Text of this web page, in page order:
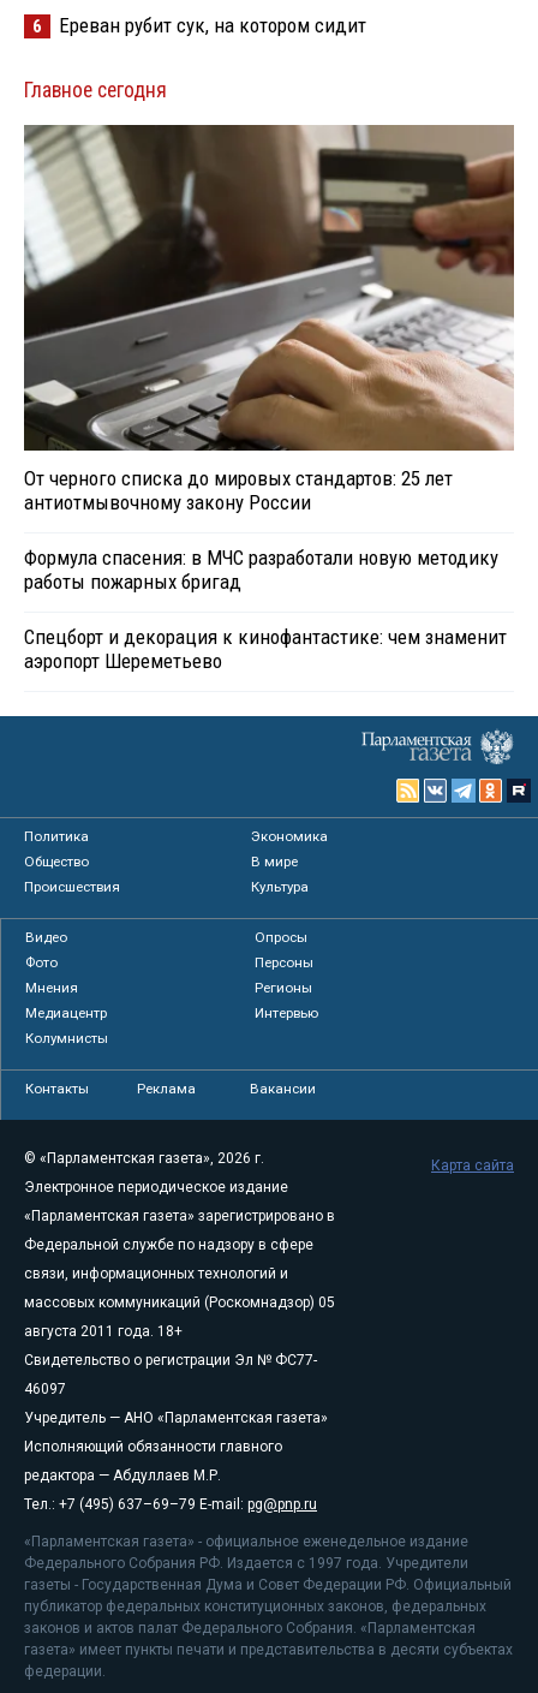
6 Ереван рубит сук, на котором сидит
Главное сегодня
От черного списка до мировых стандартов: 25 лет
антиотмывочному закону России
Формула спасения: в МЧС разработали новую методику
работы пожарных бригад
Спецборт и декорация к кинофантастике: чем знаменит
аэропорт Шереметьево
Политика
Экономика
Общество
В мире
Происшествия
Культура
Видео
Опросы
Фото
Персоны
Мнения
Регионы
Медиацентр
Интервью
Колумнисты
Контакты Реклама Вакансии
© «Парламентская газета», 2026 г.
Электронное периодическое издание
«Парламентская газета» зарегистрировано в
Федеральной службе по надзору в сфере
связи, информационных технологий и
массовых коммуникаций (Роскомнадзор) 05
августа 2011 года. 18+
Свидетельство о регистрации Эл № ФС77-
46097
Учредитель — АНО «Парламентская газета»
Исполняющий обязанности главного
редактора — Абдуллаев М.Р.
Тел.: +7 (495) 637–69–79 E-mail: pg@pnp.ru
«Парламентская газета» - официальное еженедельное издание
Федерального Собрания РФ. Издается с 1997 года. Учредители
газеты - Государственная Дума и Совет Федерации РФ. Официальный
публикатор федеральных конституционных законов, федеральных
законов и актов палат Федерального Собрания. «Парламентская
газета» имеет пункты печати и представительства в десяти субъектах
федерации.
Карта сайта